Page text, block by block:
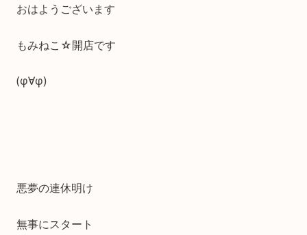
おはようございます
もみねこ☆開店です
(φ∀φ)
悪夢の連休明け
無事にスタート